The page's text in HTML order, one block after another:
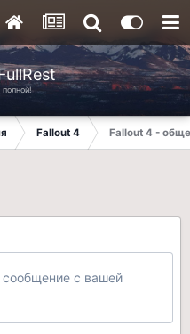
Fallout 4 Fallout 4 -
сообщение с вашей